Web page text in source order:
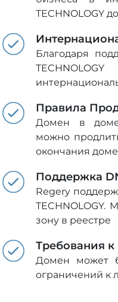
TECHNOLOGY
Благодаря
Правила
Домен в
можно
окончания
Поддержка
Regery
зону в реестре
Требования
Домен может
ограничений к